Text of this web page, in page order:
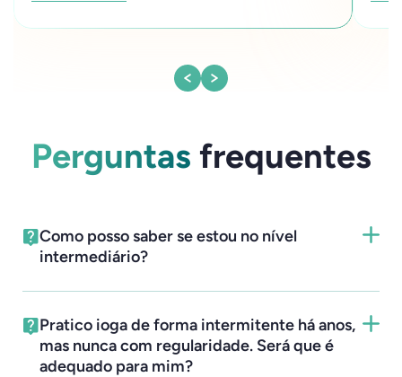
Perguntas frequentes
Como posso saber se estou no nível
intermediário?
Pratico ioga de forma intermitente há anos,
mas nunca com regularidade. Será que é
adequado para mim?